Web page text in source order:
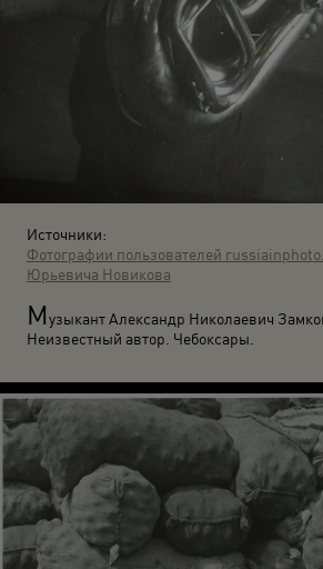
Источники:
Фотографии пользователей
Юрьевича Новикова
Музыкант Александр Николаевич
Неизвестный автор. Чебоксары.